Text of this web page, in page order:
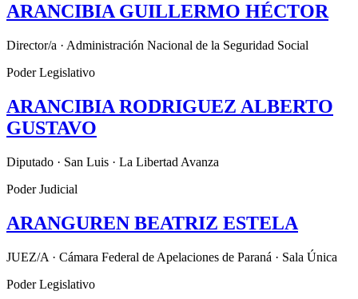
ARANCIBIA GUILLERMO HÉCTOR
Director/a · Administración Nacional de la Seguridad Social
Poder Legislativo
ARANCIBIA RODRIGUEZ ALBERTO
GUSTAVO
Diputado · San Luis · La Libertad Avanza
Poder Judicial
ARANGUREN BEATRIZ ESTELA
JUEZ/A · Cámara Federal de Apelaciones de Paraná · Sala Única
Poder Legislativo